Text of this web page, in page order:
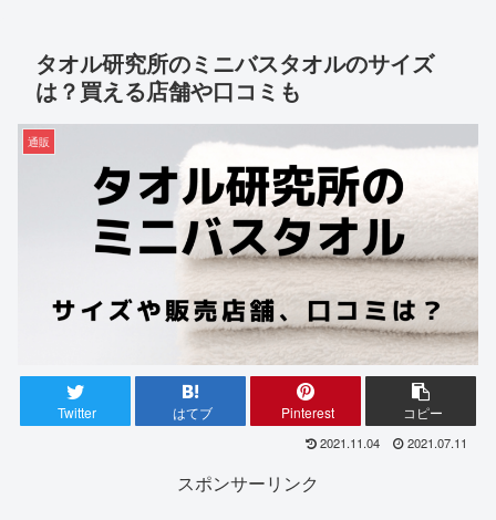
タオル研究所のミニバスタオルのサイズ
は？買える店舗や口コミも
通販
Twitter はてブ Pinterest コピー
2021.11.04 2021.07.11
スポンサーリンク